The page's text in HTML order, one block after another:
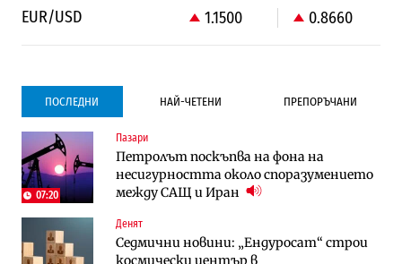
EUR/USD
1.1500 0.8660
ПОСЛЕДНИ НАЙ-ЧЕТЕНИ ПРЕПОРЪЧАНИ
07:20
Пазари
Петролът поскъпва на фона на
несигурността около споразумението
между САЩ и Иран
Денят
Седмични новини: „Ендуросат“ строи
космически център в
Градоустройство
Столична община избра изпълнител за
преместването на трамвайното
трасе по бул. „Скобелев“
Компании
„Ендуросат“ ще строи огромен
космически и отбранителен център в
Градоустройство
Столична община избра изпълнител за
преместването на трамвайното
трасе по бул. „Скобелев“
Енергетика
Държавният ТЕЦ „Марица изток 2“
работи с 5 блока